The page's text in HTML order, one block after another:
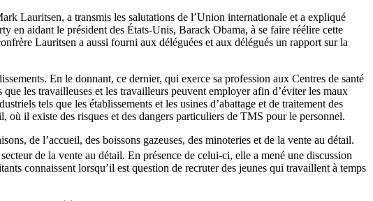
Lauritsen, a transmis les salutations de l’Union internationale et a expliqué
en aidant le président des États-Unis, Barack Obama, à se faire réélire cette
Lauritsen a aussi fourni aux déléguées et aux délégués un rapport sur la
En le donnant, ce dernier, qui exerce sa profession aux Centres de santé
les travailleuses et les travailleurs peuvent employer afin d’éviter les maux
tels que les établissements et les usines d’abattage et de traitement des
où il existe des risques et des dangers particuliers de TMS pour le personnel.
de l’accueil, des boissons gazeuses, des minoteries et de la vente au détail.
de la vente au détail. En présence de celui-ci, elle a mené une discussion
connaissent lorsqu’il est question de recruter des jeunes qui travaillent à temps